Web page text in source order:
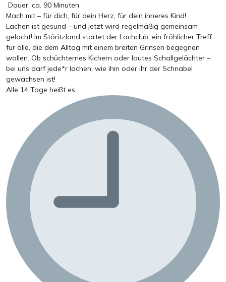
Dauer: ca. 90 Minuten
Mach mit – für dich, für dein Herz, für dein inneres Kind!
Lachen ist gesund – und jetzt wird regelmäßig gemeinsam
gelacht! Im Störitzland startet der Lachclub, ein fröhlicher Treff
für alle, die dem Alltag mit einem breiten Grinsen begegnen
wollen. Ob schüchternes Kichern oder lautes Schallgelächter –
bei uns darf jede*r lachen, wie ihm oder ihr der Schnabel
gewachsen ist!
Alle 14 Tage heißt es: